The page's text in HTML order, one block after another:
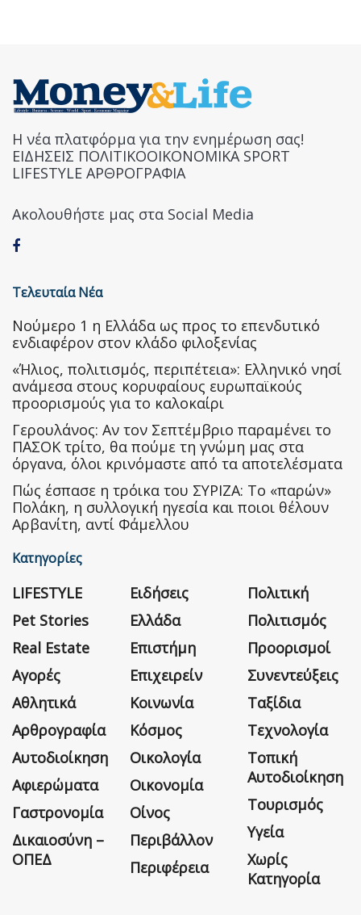
Η νέα πλατφόρμα για την ενημέρωση σας!
ΕΙΔΗΣΕΙΣ ΠΟΛΙΤΙΚΟΟΙΚΟΝΟΜΙΚΑ SPORT
LIFESTYLE ΑΡΘΡΟΓΡΑΦΙΑ
Ακολουθήστε μας στα Social Media
Τελευταία Νέα
Nούμερο 1 η Ελλάδα ως προς το επενδυτικό
ενδιαφέρον στον κλάδο φιλοξενίας
«Ήλιος, πολιτισμός, περιπέτεια»: Ελληνικό νησί
ανάμεσα στους κορυφαίους ευρωπαϊκούς
προορισμούς για το καλοκαίρι
Γερουλάνος: Αν τον Σεπτέμβριο παραμένει το
ΠΑΣΟΚ τρίτο, θα πούμε τη γνώμη μας στα
όργανα, όλοι κρινόμαστε από τα αποτελέσματα
Πώς έσπασε η τρόικα του ΣΥΡΙΖΑ: Το «παρών»
Πολάκη, η συλλογική ηγεσία και ποιοι θέλουν
Αρβανίτη, αντί Φάμελλου
Κατηγορίες
LIFESTYLE
Pet Stories
Real Estate
Αγορές
Αθλητικά
Αρθρογραφία
Αυτοδιοίκηση
Αφιερώματα
Γαστρονομία
Δικαιοσύνη –
ΟΠΕΔ
Ειδήσεις
Ελλάδα
Επιστήμη
Επιχειρείν
Κοινωνία
Κόσμος
Οικολογία
Οικονομία
Οίνος
Περιβάλλον
Περιφέρεια
Πολιτική
Πολιτισμός
Προορισμοί
Συνεντεύξεις
Ταξίδια
Τεχνολογία
Τοπική
Αυτοδιοίκηση
Τουρισμός
Υγεία
Χωρίς
Κατηγορία